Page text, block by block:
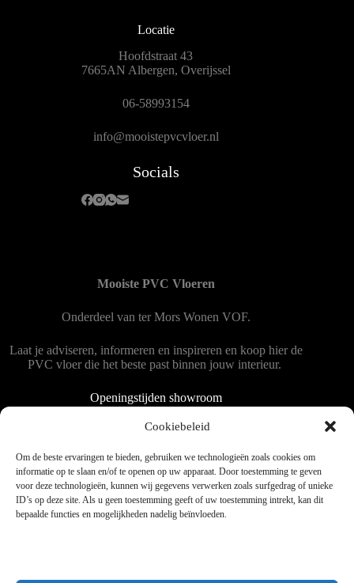
Cookiebeleid
Om de beste ervaringen te bieden, gebruiken we technologieën zoals cookies om
informatie op te slaan en/of te openen op uw apparaat. Door toestemming te geven
voor deze technologieën, kunnen wij gegevens verwerken zoals surfgedrag of unieke
ID’s op deze site. Als u geen toestemming geeft of uw toestemming intrekt, kan dit
bepaalde functies en mogelijkheden nadelig beïnvloeden.
Locatie
Hoofdstraat 43
7665AN Albergen, Overijssel
06-58993154
info@mooistepvcvloer.nl
Socials
Mooiste PVC Vloeren
Onderdeel van ter Mors Wonen VOF.
Laat je adviseren, informeren en inspireren en koop hier de
PVC vloer die het beste past binnen jouw interieur.
Openingstijden showroom
Dinsdag tot en met vrijdag 9:00 - 18:00
Zaterdag 9:00 tot 15:00
Copyright © 2025 - WordPress thema door blocksy - Made by
Jim ter Mors